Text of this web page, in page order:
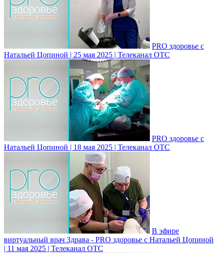
PRO здоровье с
Натальей Цопиной | 25 мая 2025 | Телеканал ОТС
PRO здоровье с
Натальей Цопиной | 18 мая 2025 | Телеканал ОТС
В эфире
виртуальный врач Здрава - PRO здоровье с Натальей Цопиной
| 11 мая 2025 | Телеканал ОТС